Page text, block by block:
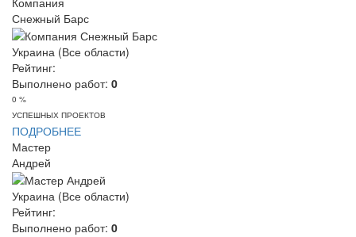
Снежный Барс
Украина (Все области)
Рейтинг:
Выполнено работ: 0
0 %
УСПЕШНЫХ ПРОЕКТОВ
ПОДРОБНЕЕ
Мастер
Андрей
Украина (Все области)
Рейтинг:
Выполнено работ: 0